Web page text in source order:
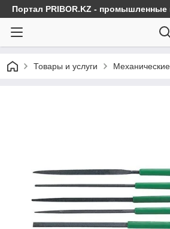
Портал PRIBOR.KZ -
Товары и услуги